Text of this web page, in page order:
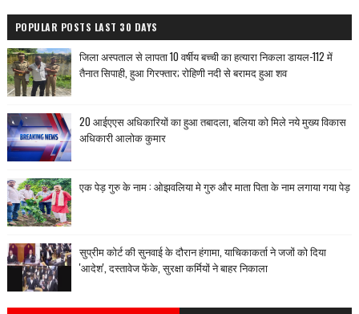
POPULAR POSTS LAST 30 DAYS
जिला अस्पताल से लापता 10 वर्षीय बच्ची का हत्यारा निकला डायल-112 में
तैनात सिपाही, हुआ गिरफ्तार; रोहिणी नदी से बरामद हुआ शव
20 आईएएस अधिकारियों का हुआ तबादला, बलिया को मिले नये मुख्य विकास
अधिकारी आलोक कुमार
एक पेड़ गुरु के नाम : ओझवलिया मे गुरु और माता पिता के नाम लगाया गया पेड़
सुप्रीम कोर्ट की सुनवाई के दौरान हंगामा, याचिकाकर्ता ने जजों को दिया
'आदेश', दस्तावेज फेंके, सुरक्षा कर्मियों ने बाहर निकाला